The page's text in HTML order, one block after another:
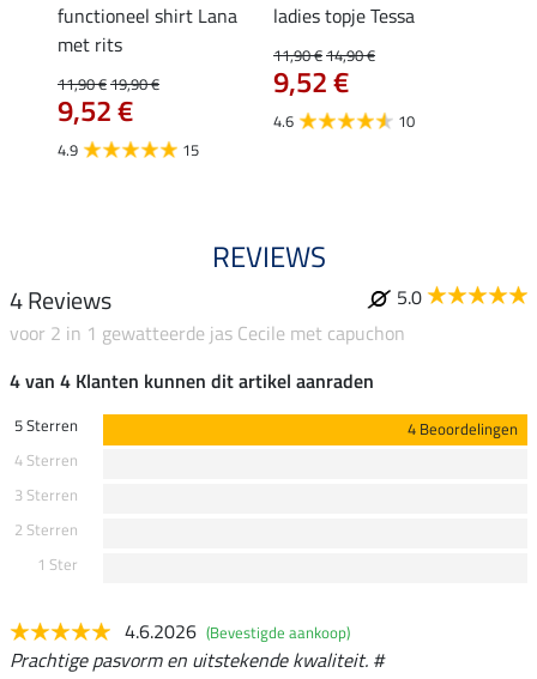
functioneel shirt Lana
met rits
11,90 €19,90 €
9,52 €
4.9 15
ladies topje Tessa
11,90 €14,90 €
9,52 €
4.6 10
REVIEWS
4 Reviews
5.0
voor 2 in 1 gewatteerde jas Cecile met capuchon
4 van 4 Klanten kunnen dit artikel aanraden
5 Sterren
4 Beoordelingen
4 Sterren
3 Sterren
2 Sterren
1 Ster
4.6.2026 (Bevestigde aankoop)
Prachtige pasvorm en uitstekende kwaliteit. #